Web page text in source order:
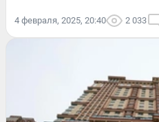
4 февраля, 2025, 20:40 2 033